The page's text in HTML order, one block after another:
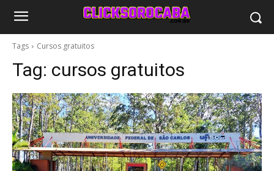
Tags Cursos gratuitos
Tag: cursos gratuitos